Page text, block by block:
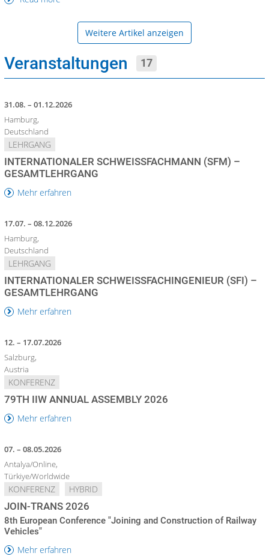
Weitere Artikel anzeigen
Veranstaltungen 17
31.08. – 01.12.2026
Hamburg,
Deutschland
LEHRGANG
INTERNATIONALER SCHWEISSFACHMANN (SFM) – G
ESAMTLEHRGANG
Mehr erfahren
17.07. – 08.12.2026
Hamburg,
Deutschland
LEHRGANG
INTERNATIONALER SCHWEISSFACHINGENIEUR (SFI) – G
ESAMTLEHRGANG
Mehr erfahren
12. – 17.07.2026
Salzburg,
Austria
KONFERENZ
79TH IIW ANNUAL ASSEMBLY 2026
Mehr erfahren
07. – 08.05.2026
Antalya/Online,
Türkiye/Worldwide
KONFERENZ HYBRID
JOIN-TRANS 2026
8th European Conference "Joining and Construction of Railway
Vehicles"
Mehr erfahren